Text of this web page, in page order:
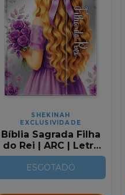
SHEKINAH
EXCLUSIVIDADE
Bíblia Sagrada Filha
do Rei | ARC | Letra
Gigante | Harpa
Avivada e Corinhos
| Capa Dura Carteira
ESGOTADO